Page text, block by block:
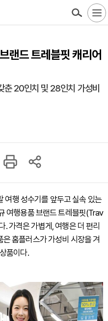
랜드 트레블핏 캐리어
춘 20인치 및 28인치 가성비
여행 성수기를 앞두고 실속 있는
여행용품 브랜드 트레블핏(Trav
가격은 가볍게, 여행은 더 편리
홈플러스가 가성비 시장을 겨
품이다.